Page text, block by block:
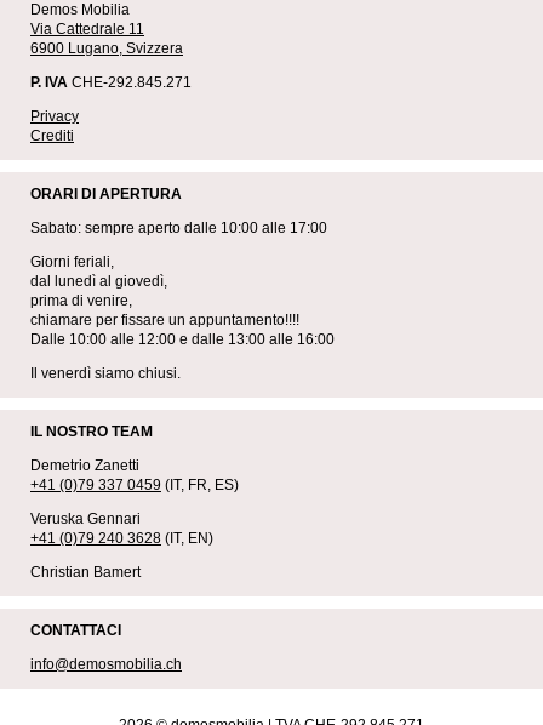
Demos Mobilia
Via Cattedrale 11
6900 Lugano, Svizzera
P. IVA CHE-292.845.271
Privacy
Crediti
ORARI DI APERTURA
Sabato: sempre aperto dalle 10:00 alle 17:00
Giorni feriali,
dal lunedì al giovedì,
prima di venire,
chiamare per fissare un appuntamento!!!!
Dalle 10:00 alle 12:00 e dalle 13:00 alle 16:00
Il venerdì siamo chiusi.
IL NOSTRO TEAM
Demetrio Zanetti
+41 (0)79 337 0459 (IT, FR, ES)
Veruska Gennari
+41 (0)79 240 3628 (IT, EN)
Christian Bamert
CONTATTACI
info@demosmobilia.ch